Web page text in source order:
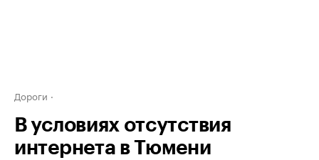
Дороги
В условиях отсутствия
интернета в Тюмени